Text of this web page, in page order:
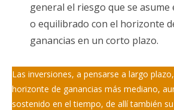
general el riesgo que se asume
o equilibrado con el horizonte
ganancias en un corto plazo.
Las inversiones, a pensarse a largo
horizonte de ganancias más mediano,
sostenido en el tiempo, de allí también